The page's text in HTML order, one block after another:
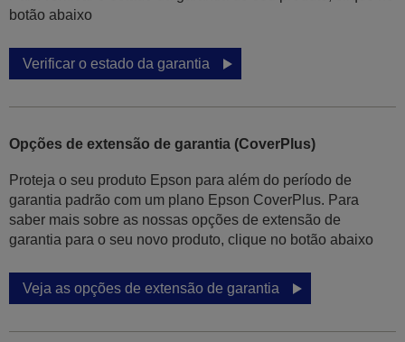
botão abaixo
Verificar o estado da garantia
Opções de extensão de garantia (CoverPlus)
Proteja o seu produto Epson para além do período de
garantia padrão com um plano Epson CoverPlus. Para
saber mais sobre as nossas opções de extensão de
garantia para o seu novo produto, clique no botão abaixo
Veja as opções de extensão de garantia